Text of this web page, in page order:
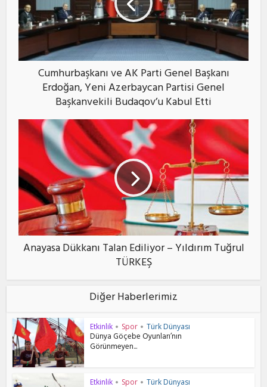
Cumhurbaşkanı ve AK Parti Genel Başkanı
Erdoğan, Yeni Azerbaycan Partisi Genel
Başkanvekili Budaqov’u Kabul Etti
Anayasa Dükkanı Talan Ediliyor – Yıldırım Tuğrul
TÜRKEŞ
Diğer Haberlerimiz
Etkinlik • Spor • Türk Dünyası
Dünya Göçebe Oyunları’nın
Görünmeyen...
Etkinlik • Spor • Türk Dünyası